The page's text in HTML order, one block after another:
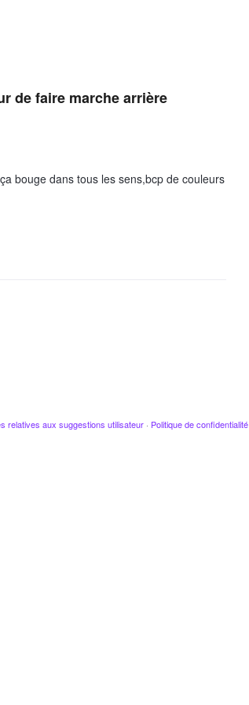
de faire marche arrière
bouge dans tous les sens,bcp de couleurs
relatives aux suggestions utilisateur · Politique de confidentialité